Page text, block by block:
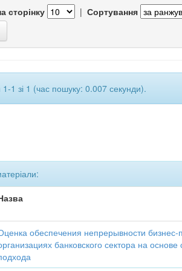
сторінку | Сортування
1-1 зі 1 (час пошуку: 0.007 секунди).
обеспечения непрерывности бизнес-
банковского сектора на основе